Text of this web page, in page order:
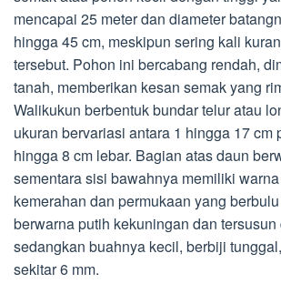
mencapai 25 meter dan diameter
hingga 45 cm, meskipun sering kali
tersebut. Pohon ini bercabang rendah,
tanah, memberikan kesan semak yang
Walikukun berbentuk bundar telur atau
ukuran bervariasi antara 1 hingga 17 cm
hingga 8 cm lebar. Bagian atas daun
sementara sisi bawahnya memiliki
kemerahan dan permukaan yang
berwarna putih kekuningan dan tersusun
sedangkan buahnya kecil, berbiji
sekitar 6 mm.